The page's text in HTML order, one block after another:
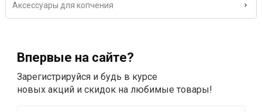
Аксессуары для копчения
Впервые на сайте?
Зарегистрируйся и будь в курсе
новых акций и скидок на любимые товары!